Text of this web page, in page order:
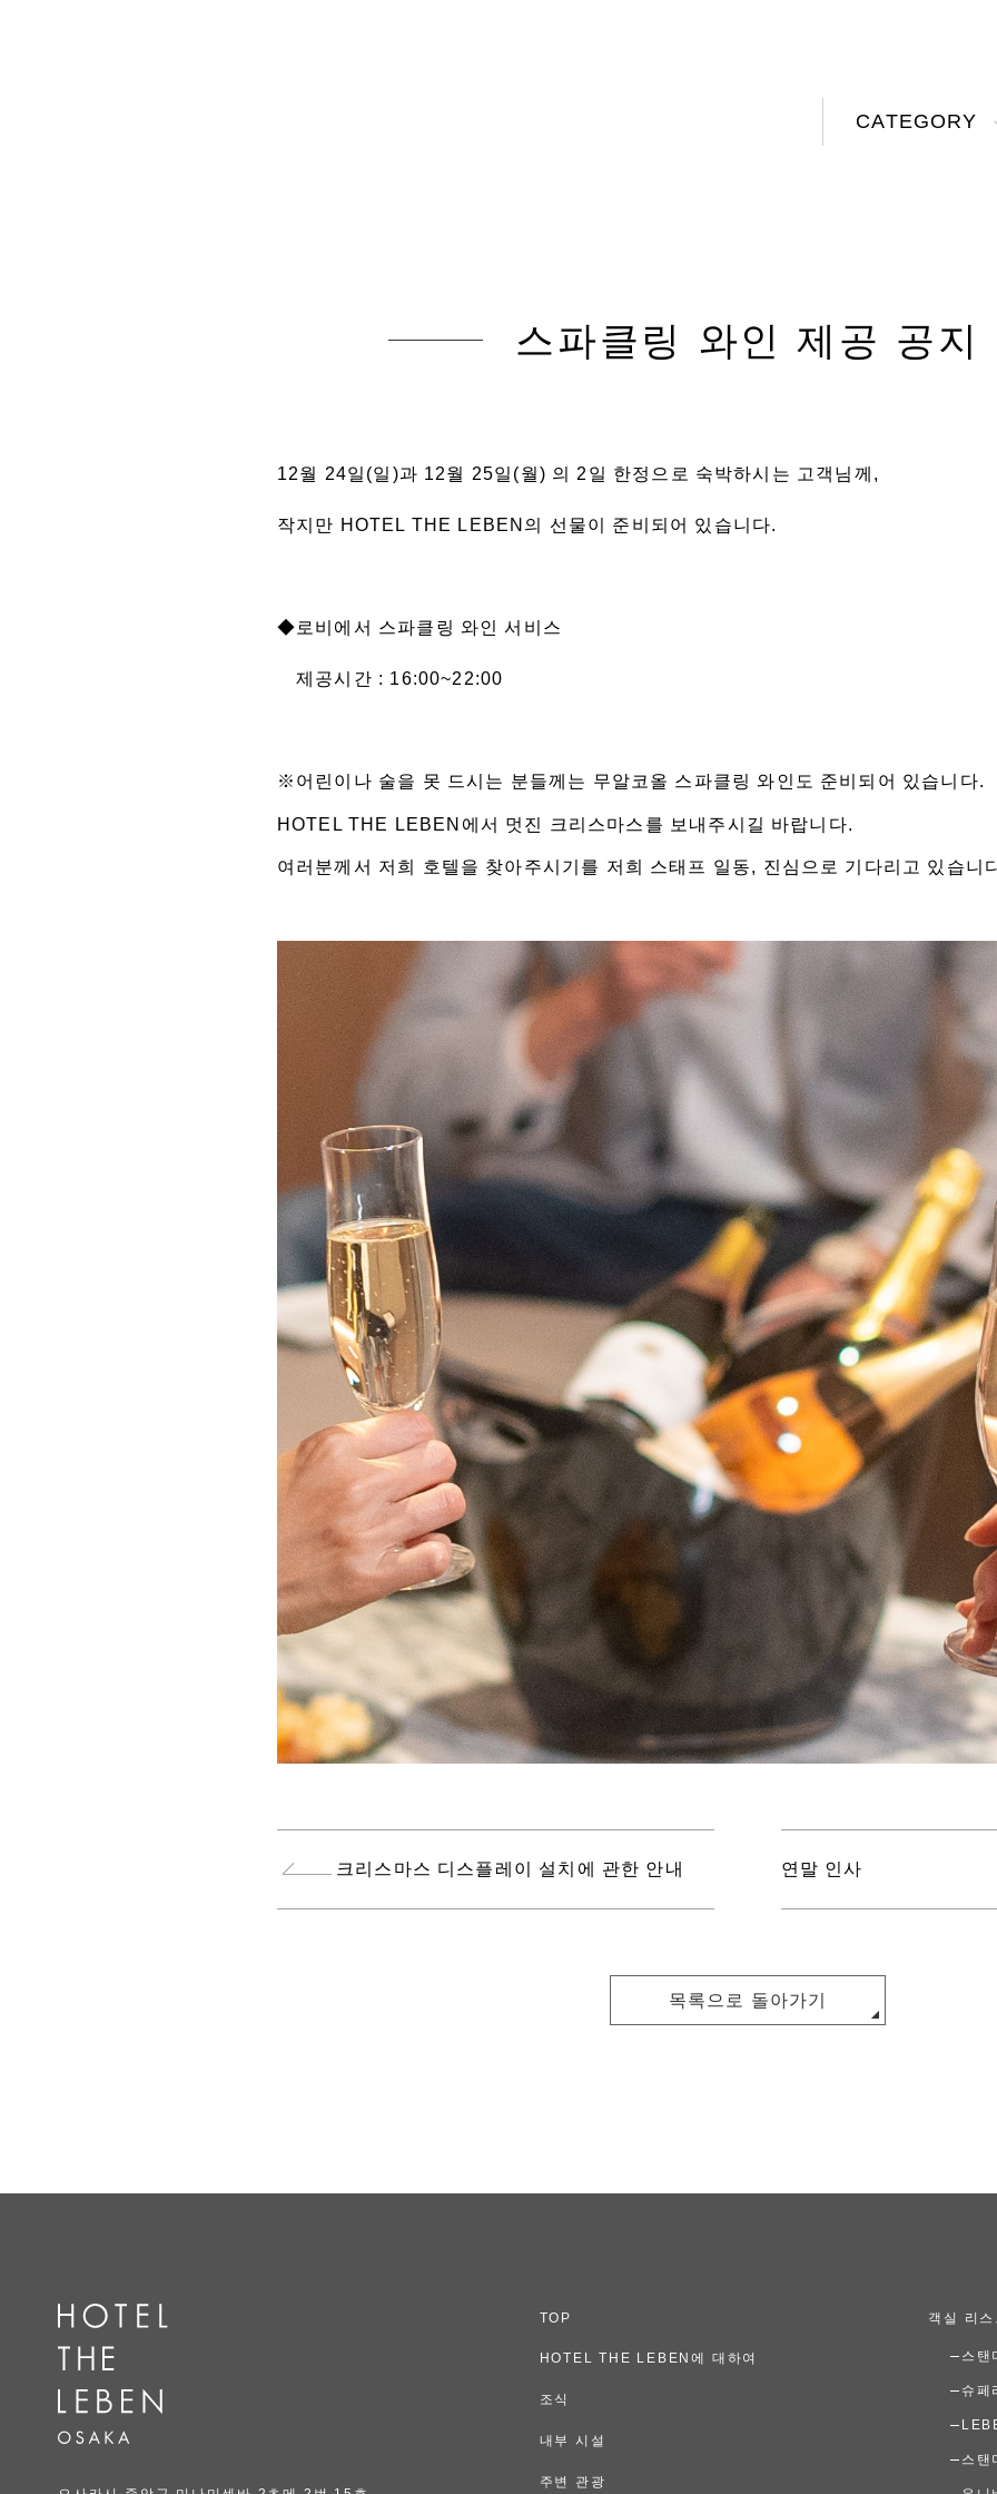
CATEGORY
스파클링 와인 제공 공지
12월 24일(일)과 12월 25일(월) 의 2일 한정으로 숙박하시는 고객님께,
작지만 HOTEL THE LEBEN의 선물이 준비되어 있습니다.
◆로비에서 스파클링 와인 서비스
제공시간 : 16:00~22:00
※어린이나 술을 못 드시는 분들께는 무알코올 스파클링 와인도 준비되어 있습니다.
HOTEL THE LEBEN에서 멋진 크리스마스를 보내주시길 바랍니다.
여러분께서 저희 호텔을 찾아주시기를 저희 스태프 일동, 진심으로 기다리고 있습니
크리스마스 디스플레이 설치에 관한 안내 연말 인사
목록으로 돌아가기
TOP
HOTEL THE LEBEN에 대하여
조식
내부 시설
주변 관광
객실 리
스탠
슈페
스탠